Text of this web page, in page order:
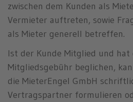
zwischen dem Kunden als
Vermieter auftreten, sowie
als Mieter generell betreffen.
Ist der Kunde Mitglied und hat
Mitgliedsgebühr beglichen,
die MieterEngel GmbH
Vertragspartner formulieren